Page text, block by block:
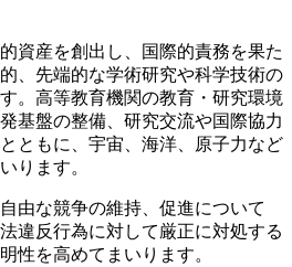
資産を創出し、国際的責務を果た
、先端的な学術研究や科学技術の
。高等教育機関の教育・研究環境
基盤の整備、研究交流や国際協力
ともに、宇宙、海洋、原子力など
ります。
由な競争の維持、促進について
違反行為に対して厳正に対処する
性を高めてまいります。